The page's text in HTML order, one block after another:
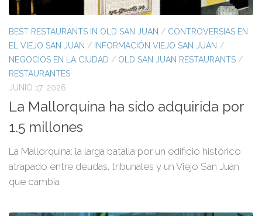
BEST RESTAURANTS IN OLD SAN JUAN / CONTROVERSIAS EN
EL VIEJO SAN JUAN / INFORMACIÓN VIEJO SAN JUAN /
NEGOCIOS EN LA CIUDAD / OLD SAN JUAN RESTAURANTS /
RESTAURANTES
JUNIO 17, 2026
La Mallorquina ha sido adquirida por
1.5 millones
La Mallorquina: la larga batalla por un edificio histórico
atrapado entre deudas, tribunales y un Viejo San Juan
que cambia